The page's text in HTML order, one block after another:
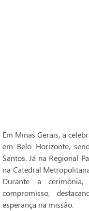
Em Minas Gerais, a
em Belo Horizonte,
Santos. Já na Regional
na Catedral
Durante a cerimônia,
compromisso,
esperança na missão.